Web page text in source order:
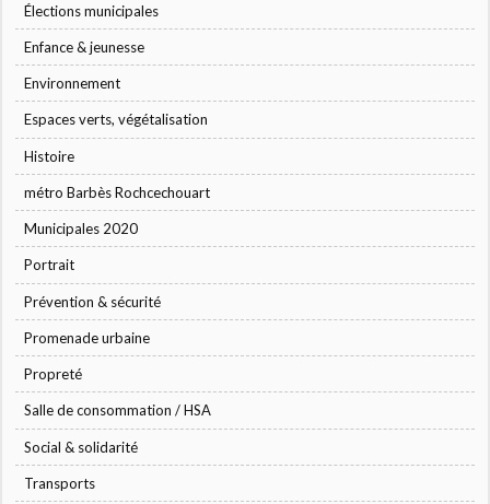
Élections municipales
Enfance & jeunesse
Environnement
Espaces verts, végétalisation
Histoire
métro Barbès Rochcechouart
Municipales 2020
Portrait
Prévention & sécurité
Promenade urbaine
Propreté
Salle de consommation / HSA
Social & solidarité
Transports